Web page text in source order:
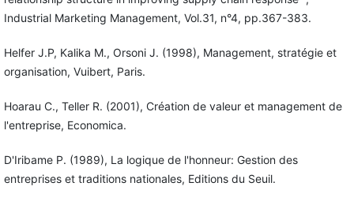
Industrial Marketing Management, Vol.31, n°4, pp.367-383.
Helfer J.P, Kalika M., Orsoni J. (1998), Management, stratégie et
organisation, Vuibert, Paris.
Hoarau C., Teller R. (2001), Création de valeur et management de
l'entreprise, Economica.
D'Iribame P. (1989), La logique de l'honneur: Gestion des
entreprises et traditions nationales, Editions du Seuil.